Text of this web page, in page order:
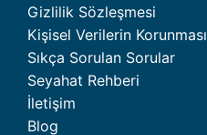
Gizlilik Sözleşmesi
Kişisel Verilerin Korunması
Sıkça Sorulan Sorular
Seyahat Rehberi
İletişim
Blog